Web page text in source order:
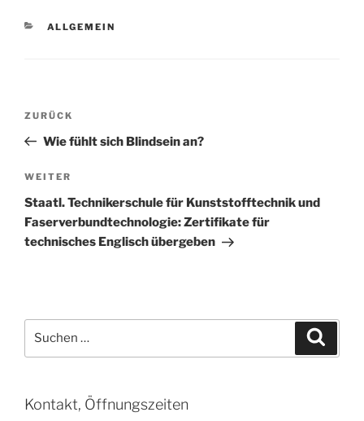
KATEGORIEN
ALLGEMEIN
Beitragsnavigation
Vorheriger
Beitrag
ZURÜCK
Wie fühlt sich Blindsein an?
Nächster
Beitrag
WEITER
Staatl. Technikerschule für Kunststofftechnik und
Faserverbundtechnologie: Zertifikate für
technisches Englisch übergeben
nach:
Kontakt, Öffnungszeiten